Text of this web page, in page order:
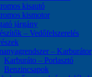
kisautó
kismotor
járgány
– Vedőfelszerelés
– Karburátor
Karburáto – Porlasztó
Benzincsapok